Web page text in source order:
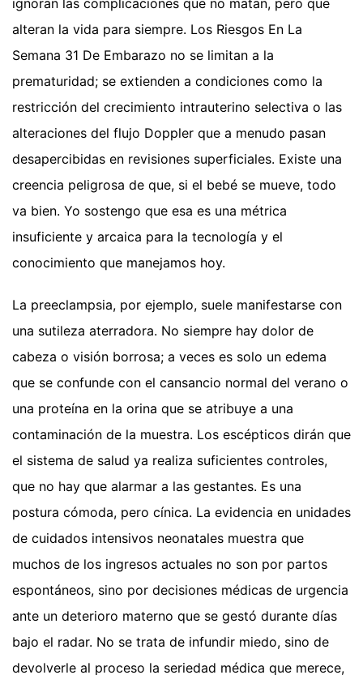
ignoran las complicaciones que no matan, pero que
alteran la vida para siempre. Los Riesgos En La
Semana 31 De Embarazo no se limitan a la
prematuridad; se extienden a condiciones como la
restricción del crecimiento intrauterino selectiva o las
alteraciones del flujo Doppler que a menudo pasan
desapercibidas en revisiones superficiales. Existe una
creencia peligrosa de que, si el bebé se mueve, todo
va bien. Yo sostengo que esa es una métrica
insuficiente y arcaica para la tecnología y el
conocimiento que manejamos hoy.
La preeclampsia, por ejemplo, suele manifestarse con
una sutileza aterradora. No siempre hay dolor de
cabeza o visión borrosa; a veces es solo un edema
que se confunde con el cansancio normal del verano o
una proteína en la orina que se atribuye a una
contaminación de la muestra. Los escépticos dirán que
el sistema de salud ya realiza suficientes controles,
que no hay que alarmar a las gestantes. Es una
postura cómoda, pero cínica. La evidencia en unidades
de cuidados intensivos neonatales muestra que
muchos de los ingresos actuales no son por partos
espontáneos, sino por decisiones médicas de urgencia
ante un deterioro materno que se gestó durante días
bajo el radar. No se trata de infundir miedo, sino de
devolverle al proceso la seriedad médica que merece,